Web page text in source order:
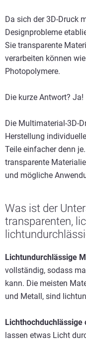
Da sich der 3D-Druck
Designprobleme
Sie transparente
verarbeiten können
Photopolymere.
Die kurze Antwort? Ja!
Die Multimaterial-3D-
Herstellung
Teile einfacher denn
transparente
und mögliche
Was ist der
transparenten,
Lichtundurchlässige
vollständig, sodass
kann. Die meisten
und Metall, sind
lassen etwas Licht